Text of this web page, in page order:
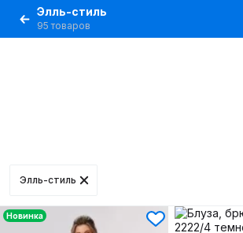
Элль-стиль
95 товаров
Элль-стиль
Новинка